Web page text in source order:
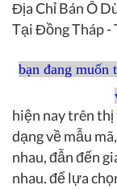
Địa Chỉ Bán Ô
Tại Đồng Tháp -
bạn đang muốn
hiện nay trên
dạng về mẫu
nhau, đẫn đến
nhau. để lựa